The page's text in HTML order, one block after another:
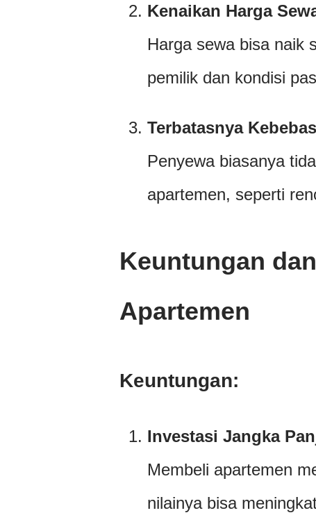
Kenaikan Harga
Harga sewa bisa naik
pemilik dan kondisi
Terbatasnya
Penyewa biasanya
apartemen, seperti
Keuntungan
Apartemen
Keuntungan:
Investasi Jangka
Membeli apartemen
nilainya bisa